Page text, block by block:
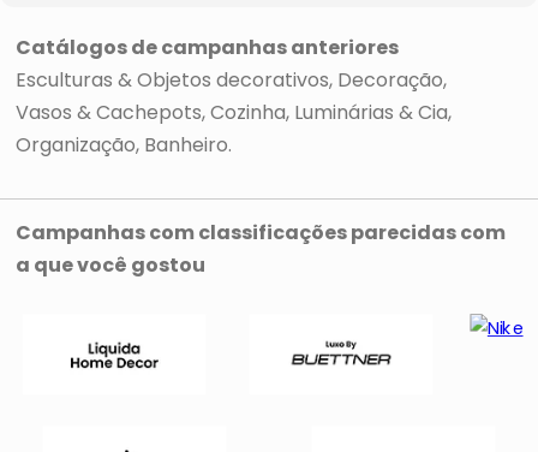
- BTC Decor
Catálogos de campanhas anteriores
Esculturas & Objetos decorativos Decoração
Vasos & Cachepots Cozinha Luminárias & Cia
Organização Banheiro
Campanhas com classificações parecidas com
a que você gostou